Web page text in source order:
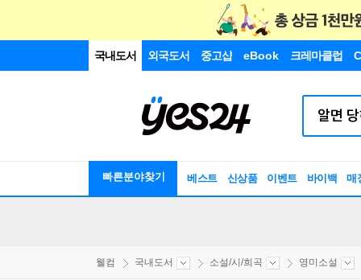
국내도서 외국도서 중고샵 eBook 크레마클럽
빠른분야찾기 베스트 신상품 이벤트 바이백 매
웰컴 국내도서 소설/시/희곡 영미소설